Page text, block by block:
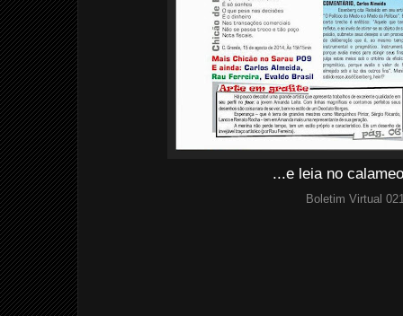
...e leia no
Boletim Virtual